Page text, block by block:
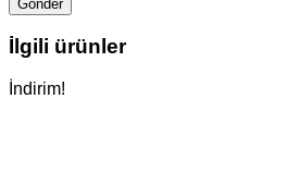
İlgili ürünler
İndirim!